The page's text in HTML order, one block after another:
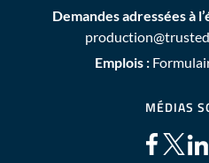
Demandes adressées à
Emplois :
MÉDIAS